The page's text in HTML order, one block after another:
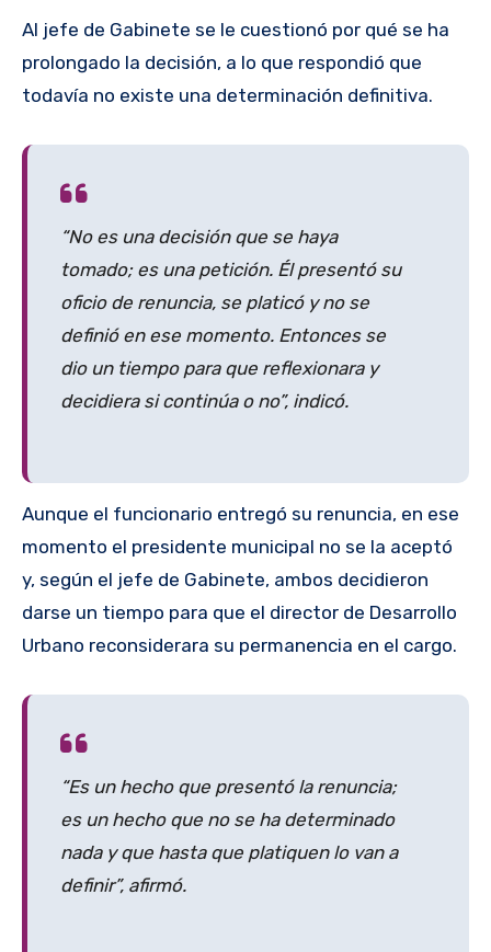
Al jefe de Gabinete se le cuestionó por qué se ha
prolongado la decisión, a lo que respondió que
todavía no existe una determinación definitiva.
“No es una decisión que se haya
tomado; es una petición. Él presentó su
oficio de renuncia, se platicó y no se
definió en ese momento. Entonces se
dio un tiempo para que reflexionara y
decidiera si continúa o no”, indicó.
Aunque el funcionario entregó su renuncia, en ese
momento el presidente municipal no se la aceptó
y, según el jefe de Gabinete, ambos decidieron
darse un tiempo para que el director de Desarrollo
Urbano reconsiderara su permanencia en el cargo.
“Es un hecho que presentó la renuncia;
es un hecho que no se ha determinado
nada y que hasta que platiquen lo van a
definir”, afirmó.